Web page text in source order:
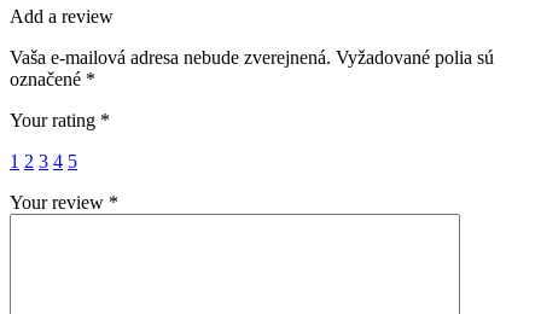
Add a review
Vaša e-mailová adresa nebude zverejnená. Vyžadované polia sú
označené *
Your rating *
1 2 3 4 5
Your review *